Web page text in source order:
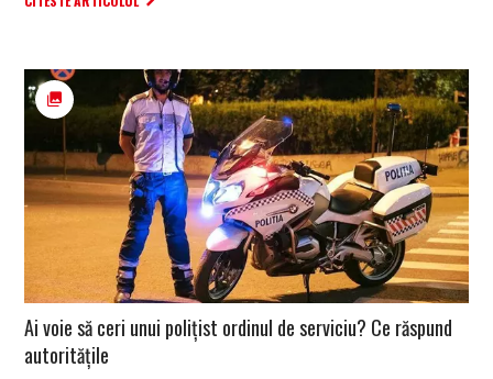
Ai voie să ceri unui poliţist ordinul de serviciu? Ce răspund
autorităţile